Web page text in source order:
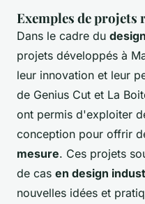
Exemples de projets
Dans le cadre du
projets développés à
leur innovation et leur
de Genius Cut et La
ont permis d'exploiter
conception pour offrir
mesure. Ces projets
de cas en design
nouvelles idées et